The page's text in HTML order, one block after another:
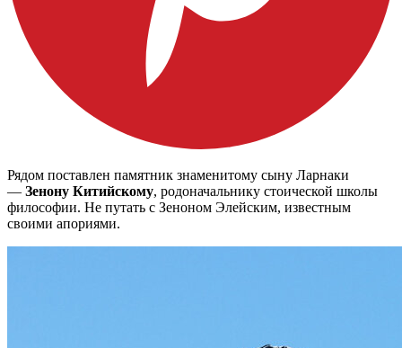
Рядом поставлен памятник знаменитому сыну Ларнаки
— Зенону Китийскому, родоначальнику стоической школы
философии. Не путать с Зеноном Элейским, известным
своими апориями.